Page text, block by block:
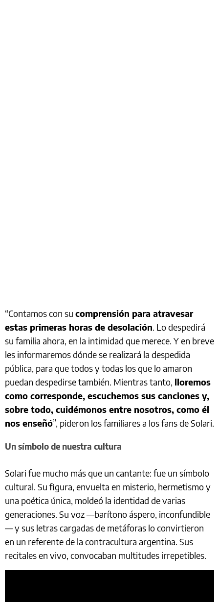
“Contamos con su comprensión para atravesar
estas primeras horas de desolación. Lo despedirá
su familia ahora, en la intimidad que merece. Y en breve
les informaremos dónde se realizará la despedida
pública, para que todos y todas los que lo amaron
puedan despedirse también. Mientras tanto, lloremos
como corresponde, escuchemos sus canciones y,
sobre todo, cuidémonos entre nosotros, como él
nos enseñó”, pideron los familiares a los fans de Solari.
Un símbolo de nuestra cultura
Solari fue mucho más que un cantante: fue un símbolo
cultural. Su figura, envuelta en misterio, hermetismo y
una poética única, moldeó la identidad de varias
generaciones. Su voz —barítono áspero, inconfundible
— y sus letras cargadas de metáforas lo convirtieron
en un referente de la contracultura argentina. Sus
recitales en vivo, convocaban multitudes irrepetibles.